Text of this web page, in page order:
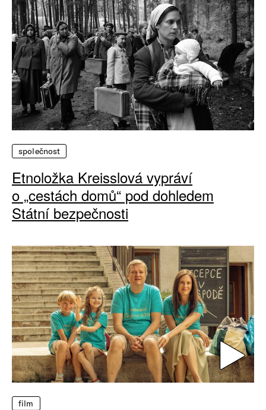
společnost
Etnoložka Kreisslová vypráví
o „cestách domů“ pod dohledem
Státní bezpečnosti
film